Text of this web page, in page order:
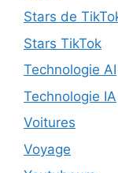
Stars de
Stars TikTok
Technologie AI
Technologie IA
Voitures
Voyage